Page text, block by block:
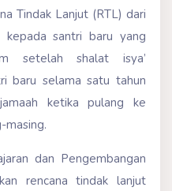
Tindak Lanjut (RTL) dari
kepada santri baru yang
setelah shalat isya’
baru selama satu tahun
ketika pulang ke
masing.
dan Pengembangan
rencana tindak lanjut